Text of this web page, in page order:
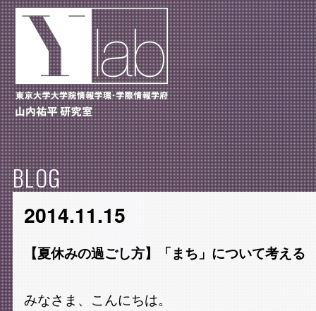
BLOG
2014.11.15
【夏休みの過ごし方】「まち」について考える
みなさま、こんにちは。